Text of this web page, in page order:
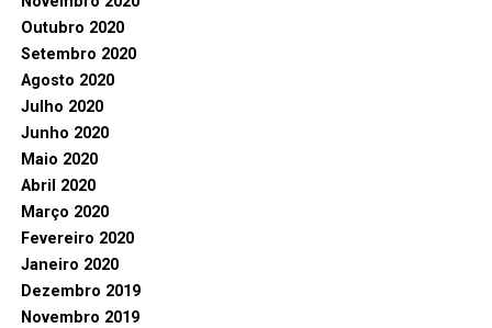
Outubro 2020
Setembro 2020
Agosto 2020
Julho 2020
Junho 2020
Maio 2020
Abril 2020
Março 2020
Fevereiro 2020
Janeiro 2020
Dezembro 2019
Novembro 2019